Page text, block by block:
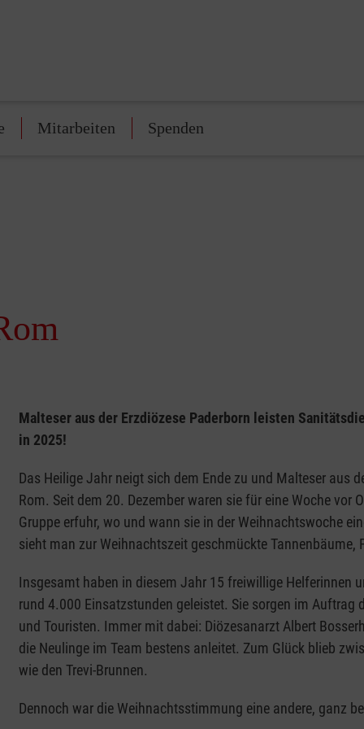
Mitarbeiten Spenden
Malteser aus der Erzdiözese Paderborn leisten
in 2025!
Das Heilige Jahr neigt sich dem Ende zu und Malteser aus
Rom. Seit dem 20. Dezember waren sie für eine Woche
Gruppe erfuhr, wo und wann sie in der Weihnachtswoche
sieht man zur Weihnachtszeit geschmückte Tannenbäume,
Insgesamt haben in diesem Jahr 15 freiwillige Helferinnen
rund 4.000 Einsatzstunden geleistet. Sie sorgen im Auftrag
und Touristen. Immer mit dabei: Diözesanarzt Albert
die Neulinge im Team bestens anleitet. Zum Glück blieb
wie den Trevi-Brunnen.
Dennoch war die Weihnachtsstimmung eine andere, ganz